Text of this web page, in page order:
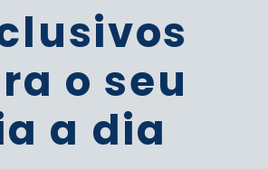
o seu
a dia